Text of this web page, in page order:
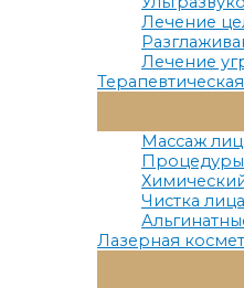
Лечение
Лечение
Массаж
Процедуры
Чистка лица
Лазерная